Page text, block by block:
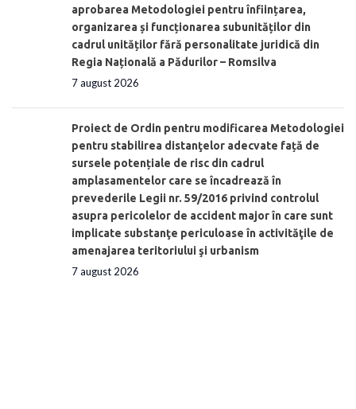
aprobarea Metodologiei pentru înființarea,
organizarea și funcționarea subunităților din
cadrul unităților fără personalitate juridică din
Regia Națională a Pădurilor – Romsilva
7 august 2026
Proiect de Ordin pentru modificarea Metodologiei
pentru stabilirea distanţelor adecvate față de
sursele potențiale de risc din cadrul
amplasamentelor care se încadrează în
prevederile Legii nr. 59/2016 privind controlul
asupra pericolelor de accident major în care sunt
implicate substanţe periculoase în activităţile de
amenajarea teritoriului şi urbanism
7 august 2026